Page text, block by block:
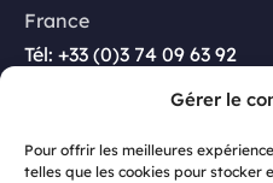
Gérer le
Pour offrir les meilleures
telles que les cookies pour
France
Tél: +33 (0)3 74 09 63 92